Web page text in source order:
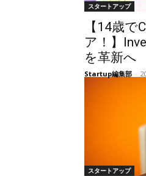
スタートアップ
【14歳で
ア！】
を革新へ
Startup編集部 -
スタートアップ